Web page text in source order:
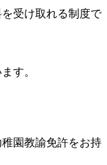
受け取れる制度で
す。
園教諭免許をお持